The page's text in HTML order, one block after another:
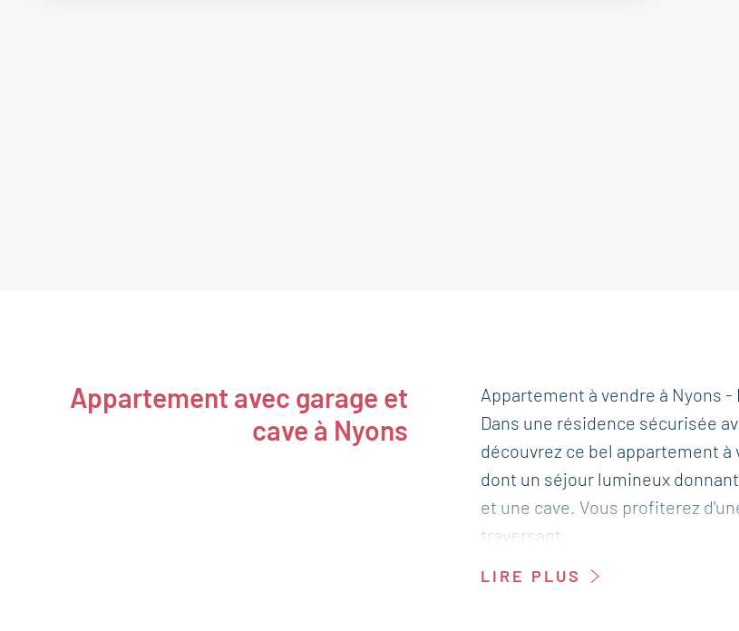
Appartement avec garage et
cave à Nyons
Appartement à vendre à Nyons -
Dans une résidence sécurisée
découvrez ce bel appartement
dont un séjour lumineux
et une cave. Vous profiterez
traversant.
LIRE PLUS